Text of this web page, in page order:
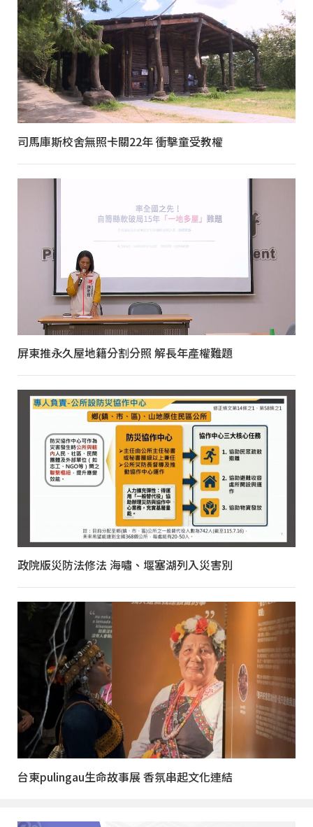
司馬庫斯校舍無照卡關22年 衝擊童受教權
屏東推永久屋地籍分割分照 解長年產權難題
政院版災防法修法 海嘯、堰塞湖列入災害別
台東pulingau生命故事展 香氛串起文化連結